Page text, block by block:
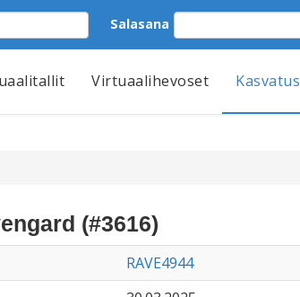
Salasana
Virtuaalihevoset Kasvatus
(#3616)
RAVE4944